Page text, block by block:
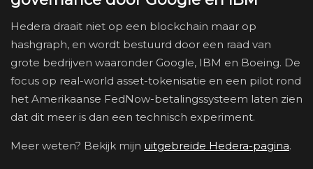
Hedera draait niet op een blockchain maar op
hashgraph, en wordt bestuurd door een raad van
grote bedrijven waaronder Google, IBM en Boeing. De
focus op real-world asset-tokenisatie en een pilot rond
het Amerikaanse FedNow-betalingssysteem laten zien
dat dit meer is dan een technisch experiment.
Meer weten? Bekijk mijn uitgebreide Hedera-pagina.